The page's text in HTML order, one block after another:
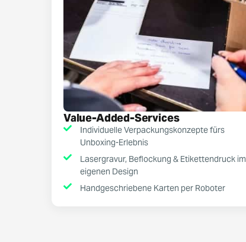
Value-Added-Services
Individuelle Verpackungskonzepte fürs
Unboxing-Erlebnis
Lasergravur, Beflockung & Etikettendruck im
eigenen Design
Handgeschriebene Karten per Roboter